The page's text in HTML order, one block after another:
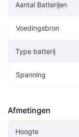
Aantal Batterijen
Voedingsbron
Type batterij
Spanning
Afmetingen
Hoogte